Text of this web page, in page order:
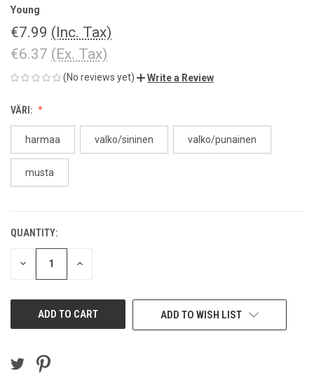
Young
€7.99 (Inc. Tax)
€6.37 (Ex. Tax)
(No reviews yet) Write a Review
VÄRI:
harmaa valko/sininen valko/punainen
musta
CURRENT
STOCK:
QUANTITY:
DECREASE INCREASE
ADD TO WISH LIST